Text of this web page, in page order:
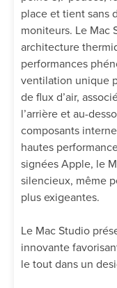
place et tient sans
moniteurs. Le Mac
architecture
performances
ventilation unique
de flux d’air,
l’arrière et au-
composants
hautes
signées Apple, le
silencieux, même
plus exigeantes.
Le Mac Studio
innovante
le tout dans un